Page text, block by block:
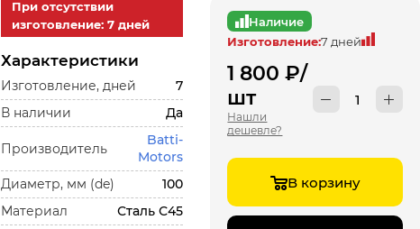
При отсутствии
изготовление: 7 дней
Характеристики
Изготовление, дней
7
В наличии
Да
Производитель
Batti-
Motors
Диаметр, мм (de)
100
Материал
Сталь С45
Наличие
Изготовление:7 дней
1 800 ₽/
шт
Нашли
дешевле?
В корзину